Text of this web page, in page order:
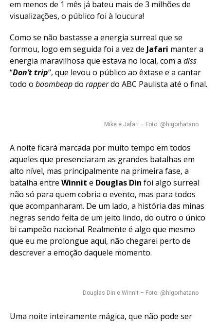
em menos de 1 mês já bateu mais de 3 milhões de
visualizações, o público foi à loucura!
Como se não bastasse a energia surreal que se
formou, logo em seguida foi a vez de Jafari manter a
energia maravilhosa que estava no local, com a diss
“Don’t trip“, que levou o público ao êxtase e a cantar
todo o boombeapdo rapperdo ABC Paulista até o final.
Mike e Jafari – Foto: @higorhatano
A noite ficará marcada por muito tempo em todos
aqueles que presenciaram as grandes batalhas em
alto nível, mas principalmente na primeira fase, a
batalha entre Winnit e Douglas Din foi algo surreal
não só para quem cobria o evento, mas para todos
que acompanharam. De um lado, a história das minas
negras sendo feita de um jeito lindo, do outro o único
bi campeão nacional. Realmente é algo que mesmo
que eu me prolongue aqui, não chegarei perto de
descrever a emoção daquele momento.
Douglas Din e Winnit – Foto: @higorhatano
Uma noite inteiramente mágica, que não pode ser